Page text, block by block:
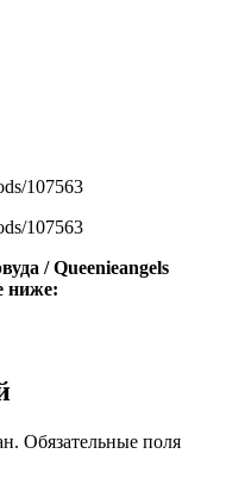
107563
107563
/ Queenieangels
ниже:
Обязательные поля